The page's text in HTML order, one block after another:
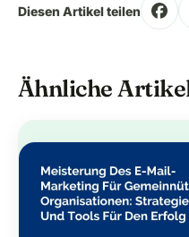
Diesen Artikel teilen
Ähnliche